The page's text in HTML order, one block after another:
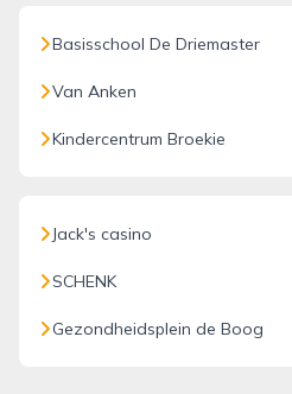
Basisschool De Driemaster
Van Anken
Kindercentrum Broekie
Jack's casino
SCHENK
Gezondheidsplein de Boog